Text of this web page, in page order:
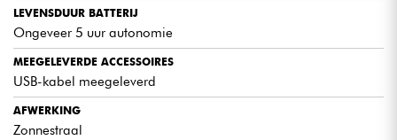
LEVENSDUUR BATTERIJ
Ongeveer 5 uur autonomie
MEEGELEVERDE ACCESSOIRES
USB-kabel meegeleverd
AFWERKING
Zonnestraal